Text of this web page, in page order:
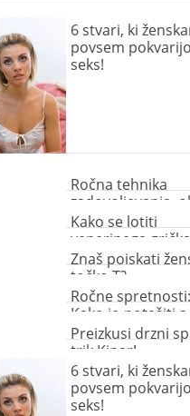
6 stvari, ki
povsem pokvarijo
seks!
Ročna tehnika
zadovoljevanja,
kateri bo ječala od
užitka
Kako se lotiti
venerinega
Znaš poiskati
točko T?
Ročne spretnosti:
Kako jo potešiti s
prsti?
Preizkusi drzni
trik Kipar!
6 stvari, ki
povsem pokvarijo
seks!